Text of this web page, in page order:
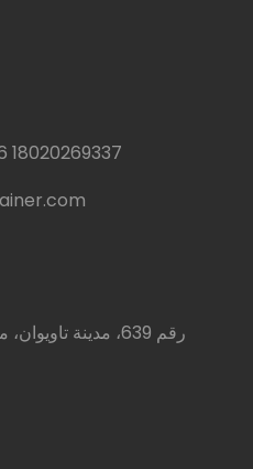
18020269337